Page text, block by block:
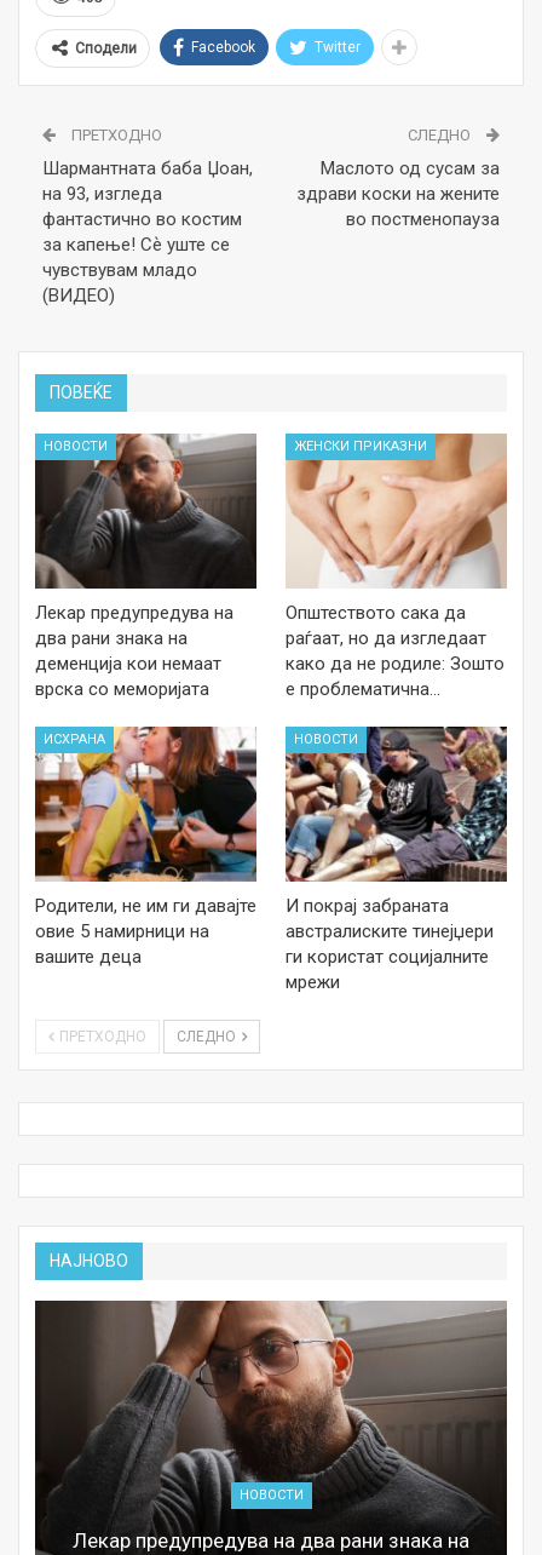
Сподели Facebook Twitter
ПРЕТХОДНО
Шармантната баба Џоан,
на 93, изгледа
фантастично во костим
за капење! Сѐ уште се
чувствувам младо
(ВИДЕО)
СЛЕДНО
Маслото од сусам за
здрави коски на жените
во постменопауза
ПОВЕЌЕ
НОВОСТИ
Лекар предупредува на
два рани знака на
деменција кои немаат
врска со меморијата
ЖЕНСКИ ПРИКАЗНИ
Општеството сака да
раѓаат, но да изгледаат
како да не родиле: Зошто
е проблематична…
ИСХРАНА
Родители, не им ги давајте
овие 5 намирници на
вашите деца
НОВОСТИ
И покрај забраната
австралиските тинејџери
ги користат социјалните
мрежи
ПРЕТХОДНО СЛЕДНО
НАЈНОВО
НОВОСТИ
Лекар предупредува на два рани знака на